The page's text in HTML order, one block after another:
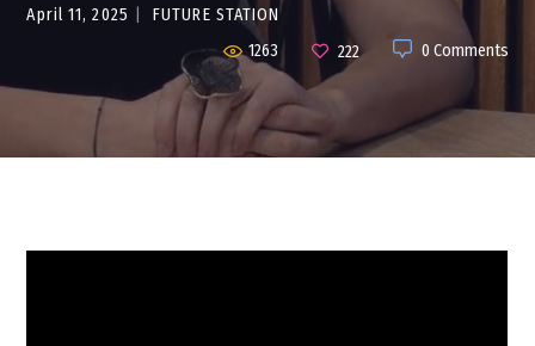
April 11, 2025
FUTURE STATION
0 Comments
1263 222